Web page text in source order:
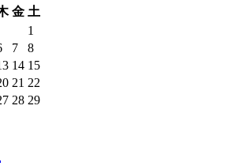
金 土
1
7
8
14 15
21 22
28 29